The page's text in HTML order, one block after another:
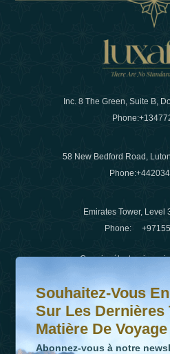
Inc. 8 The Green, Suite B,
Phone:
58 New Bedford Road,
Phone:
Emirates Tower, Level
Phone:
Courrier électronique:
WhatsApp N°
Souhaitez-vous en savoir
Abonnez-vous à notre
Souhaitez-Vous
Sur Les Dernières
Matière De
Abonnez-vous à notre